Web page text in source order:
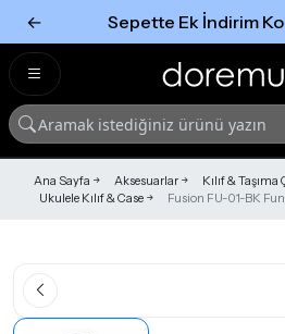
← Sepette Ek İndirim
Ana Sayfa Aksesuarlar
Kılıf & Taşıma
Ukulele Kılıf & Case
Fusion FU-01-BK